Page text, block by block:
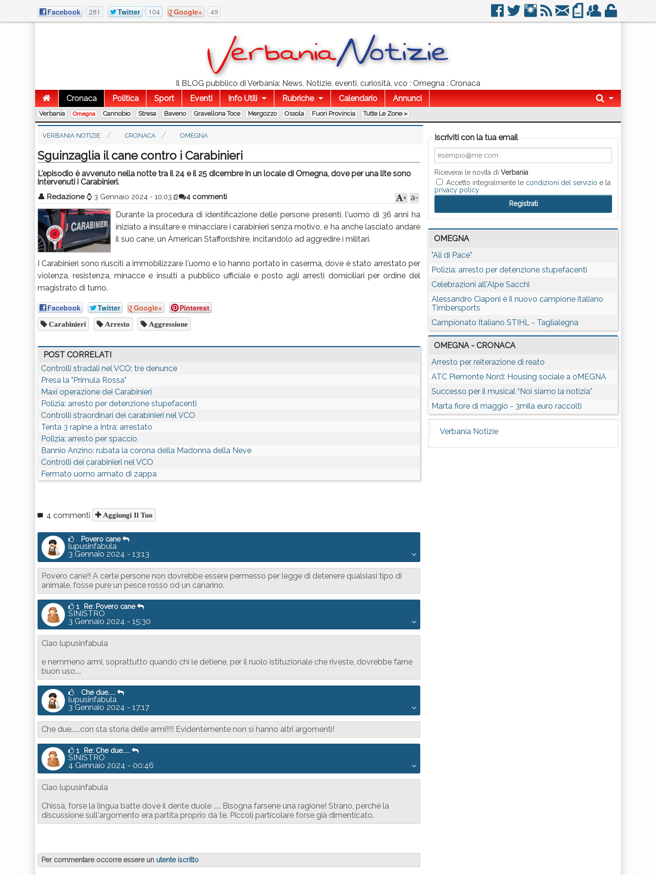
Facebook 281 Twitter 104 Google+ 49
Il BLOG pubblico di Verbania: News, Notizie, eventi, curiosità, vco : Omegna : Cronaca
Cronaca
Politica Sport Eventi Info Utili Rubriche Calendario Annunci
Verbania Omegna Cannobio Stresa Baveno Gravellona Toce Mergozzo Ossola Fuori Provincia Tutte Le Zone »
VERBANIA NOTIZIE CRONACA OMEGNA
Sguinzaglia il cane contro i Carabinieri
L'episodio è avvenuto nella notte tra il 24 e il 25 dicembre in un locale di Omegna, dove per una lite sono
intervenuti i Carabinieri.
👤 Redazione ⌚ 3 Gennaio 2024 - 10:03 4 commenti a-
+
Durante la procedura di identificazione delle persone presenti, l'uomo di 36 anni ha
iniziato a insultare e minacciare i carabinieri senza motivo, e ha anche lasciato andare
il suo cane, un American Staffordshire, incitandolo ad aggredire i militari.
I Carabinieri sono riusciti a immobilizzare l'uomo e lo hanno portato in caserma, dove è stato arrestato per
violenza, resistenza, minacce e insulti a pubblico ufficiale e posto agli arresti domiciliari per ordine del
magistrato di turno.
Facebook Twitter Google+ Pinterest
Carabinieri Arresto Aggressione
POST CORRELATI
Controlli stradali nel VCO: tre denunce
Presa la "Primula Rossa"
Maxi operazione dei Carabinieri
Polizia: arresto per detenzione stupefacenti
Controlli straordinari dei carabinieri nel VCO
Tenta 3 rapine a Intra: arrestato
Polizia: arresto per spaccio
Bannio Anzino: rubata la corona della Madonna della Neve
Controlli dei carabinieri nel VCO
Fermato uomo armato di zappa
4 commenti Aggiungi Il Tuo
Povero cane
lupusinfabula
3 Gennaio 2024 - 13:13
Povero cane!! A certe persone non dovrebbe essere permesso per legge di detenere qualsiasi tipo di
animale, fosse pure un pesce rosso od un canarino.
1 Re: Povero cane
SINISTRO
3 Gennaio 2024 - 15:30
Ciao lupusinfabula
e nemmeno armi, soprattutto quando chi le detiene, per il ruolo istituzionale che riveste, dovrebbe farne
buon uso....
Che due.....
lupusinfabula
3 Gennaio 2024 - 17:17
Che due......con sta storia delle armi!!!! Evidentemente non si hanno altri argomenti!
1 Re: Che due.....
SINISTRO
4 Gennaio 2024 - 00:46
Ciao lupusinfabula
Chissà, forse la lingua batte dove il dente duole ..... Bisogna farsene una ragione! Strano, perché la
discussione sull'argomento era partita proprio da te. Piccoli particolare forse già dimenticato.
Per commentare occorre essere un utente iscritto
Iscriviti con la tua email
Riceverai le novità diVerbania
Accetto integralmente le condizioni del servizio e la
privacy policy
OMEGNA
"Ali di Pace"
Polizia: arresto per detenzione stupefacenti
Celebrazioni all'Alpe Sacchi
Alessandro Ciaponi è il nuovo campione italiano
Timbersports
Campionato Italiano STIHL - Taglialegna
OMEGNA - CRONACA
Arresto per reiterazione di reato
ATC Piemonte Nord: Housing sociale a oMEGNA
Successo per il musical “Noi siamo la notizia”
Marta fiore di maggio - 3mila euro raccolti
Verbania Notizie